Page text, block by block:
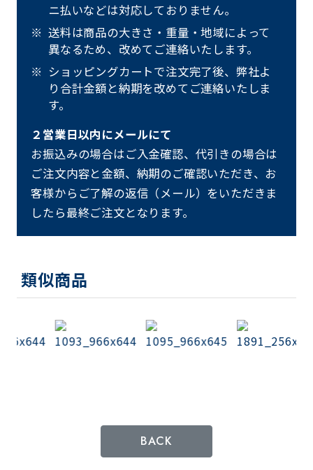
ニ払いなどは対応しておりません。
送料は商品の大きさ・重量・地域によって
異なるため、改めてご連絡いたします。
ショッピングカートで注文完了後、弊社よ
り合計金額と納期を改めてご連絡いたしま
す。
２営業日以内にメールにて
お振込みの場合はご入金確認、代引きの場合は
ご注文内容と金額、納期のご確認いただき、お
客様からご了解の返信（メール）をいただきま
したら最終ご注文となります。
類似商品
BACK